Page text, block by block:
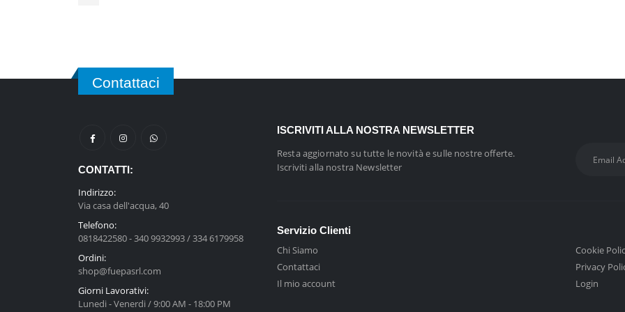
Contattaci
CONTATTI:
Indirizzo:
Via casa dell'acqua, 40
Telefono:
0818422580 - 340 9932993 / 334 6179958
Ordini:
shop@fuepasrl.com
Giorni Lavorativi:
Lunedi - Venerdi / 9:00 AM - 18:00 PM
ISCRIVITI ALLA NOSTRA NEWSLETTER
Resta aggiornato su tutte le novità e sulle nostre offerte.
Iscriviti alla nostra Newsletter
Servizio Clienti
Chi Siamo
Contattaci
Il mio account
Cookie
Privacy
Login